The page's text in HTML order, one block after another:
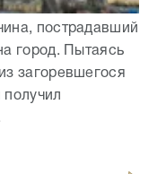
пострадавший
город. Пытаясь
загоревшегося